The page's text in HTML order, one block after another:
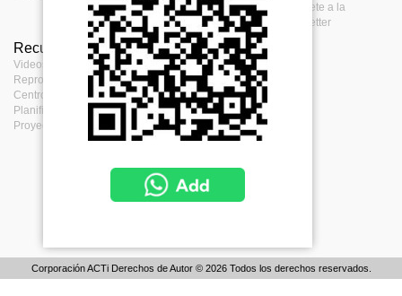
Comentario
Suscríbete a la
eNewsletter
Recursos
Videos y Listas de
Reproducción
Centro de descargas
Planificacion de proyectos
Proyectos de Referencia
Términos
Condiciones de
uso
Política de
Privacidad
Política de
Cookies
Corporación ACTi Derechos de Autor © 2026 Todos los derechos reservados.